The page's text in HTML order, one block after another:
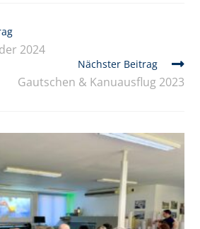
2024
Nächster Beitrag
Gautschen & Kanuausflug 2023